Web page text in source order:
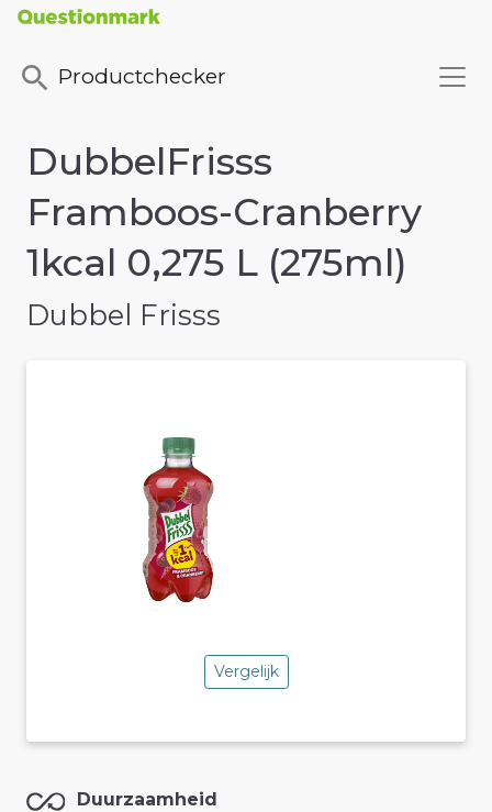
Productchecker
DubbelFrisss
Framboos-Cranberry
1kcal 0,275 L (275ml)
Dubbel Frisss
Vergelijk
Duurzaamheid